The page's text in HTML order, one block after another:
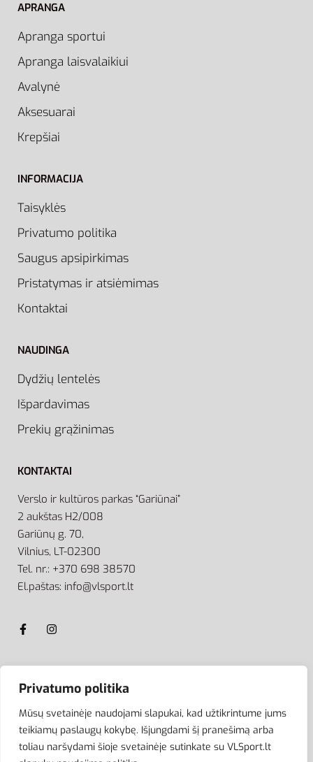
Privatumo politika
Mūsų svetainėje naudojami slapukai, kad užtikrintume jums
teikiamų paslaugų kokybę. Išjungdami šį pranešimą arba
toliau naršydami šioje svetainėje sutinkate su VLSport.lt
APRANGA
Apranga sportui
Apranga laisvalaikiui
Avalynė
Aksesuarai
Krepšiai
INFORMACIJA
Taisyklės
Privatumo politika
Saugus apsipirkimas
Pristatymas ir atsiėmimas
Kontaktai
NAUDINGA
Dydžių lentelės
Išpardavimas
Prekių grąžinimas
KONTAKTAI
Verslo ir kultūros parkas “Gariūnai”
2 aukštas H2/008
Gariūnų g. 70,
Vilnius, LT-02300
Tel. nr.: +370 698 38570
El.paštas: info@vlsport.lt